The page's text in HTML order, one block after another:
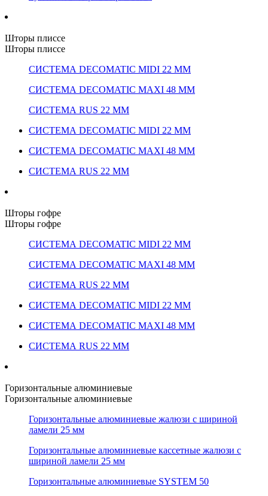
Шторы плиссе
Шторы плиссе
СИСТЕМА DECOMATIC MIDI 22 ММ
СИСТЕМА DECOMATIC MAXI 48 ММ
СИСТЕМА RUS 22 ММ
СИСТЕМА DECOMATIC MIDI 22 ММ
СИСТЕМА DECOMATIC MAXI 48 ММ
СИСТЕМА RUS 22 ММ
Шторы гофре
Шторы гофре
СИСТЕМА DECOMATIC MIDI 22 ММ
СИСТЕМА DECOMATIC MAXI 48 ММ
СИСТЕМА RUS 22 ММ
СИСТЕМА DECOMATIC MIDI 22 ММ
СИСТЕМА DECOMATIC MAXI 48 ММ
СИСТЕМА RUS 22 ММ
Горизонтальные алюминиевые
Горизонтальные алюминиевые
Горизонтальные алюминиевые жалюзи с шириной
ламели 25 мм
Горизонтальные алюминиевые кассетные жалюзи с
шириной ламели 25 мм
Горизонтальные алюминиевые SYSTEM 50